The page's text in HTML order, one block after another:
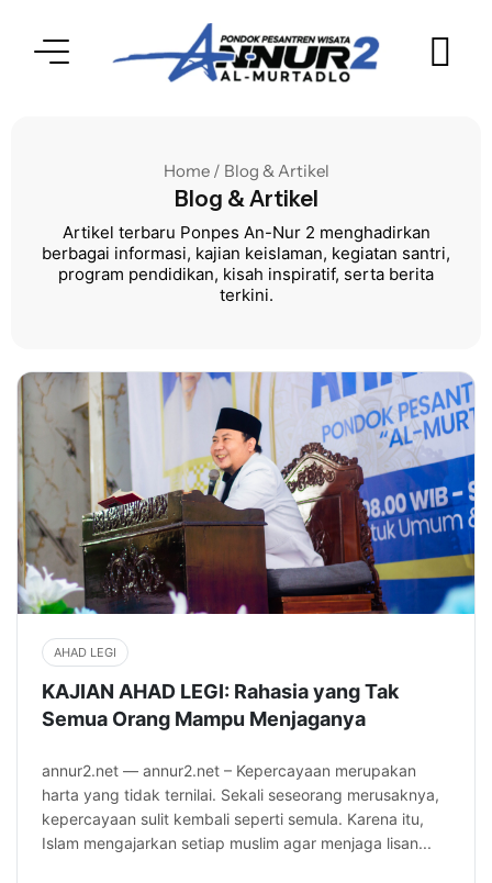
Home / Blog & Artikel
Blog & Artikel
Artikel terbaru Ponpes An-Nur 2 menghadirkan
berbagai informasi, kajian keislaman, kegiatan santri,
program pendidikan, kisah inspiratif, serta berita
terkini.
AHAD LEGI
KAJIAN AHAD LEGI: Rahasia yang Tak
Semua Orang Mampu Menjaganya
annur2.net — annur2.net – Kepercayaan merupakan
harta yang tidak ternilai. Sekali seseorang merusaknya,
kepercayaan sulit kembali seperti semula. Karena itu,
Islam mengajarkan setiap muslim agar menjaga lisan...